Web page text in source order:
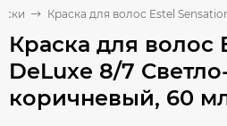
Краска для волос Estel
Краска для волос
DeLuxe 8/7
коричневый, 60